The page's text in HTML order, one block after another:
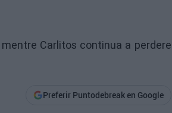
Carlitos continua a perdere
Preferir Puntodebreak en Google